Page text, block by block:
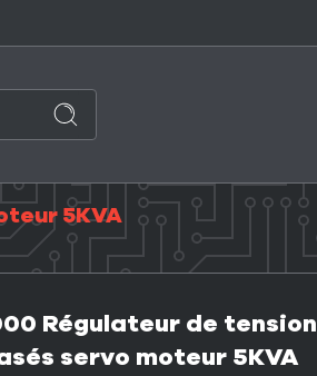
5KVA
Régulateur de tension
servo moteur 5KVA